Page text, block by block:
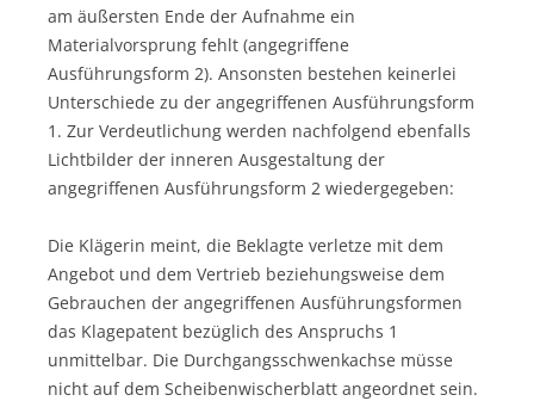
am äußersten Ende der Aufnahme ein
Materialvorsprung fehlt (angegriffene
Ausführungsform 2). Ansonsten bestehen keinerlei
Unterschiede zu der angegriffenen Ausführungsform
1. Zur Verdeutlichung werden nachfolgend ebenfalls
Lichtbilder der inneren Ausgestaltung der
angegriffenen Ausführungsform 2 wiedergegeben:
Die Klägerin meint, die Beklagte verletze mit dem
Angebot und dem Vertrieb beziehungsweise dem
Gebrauchen der angegriffenen Ausführungsformen
das Klagepatent bezüglich des Anspruchs 1
unmittelbar. Die Durchgangsschwenkachse müsse
nicht auf dem Scheibenwischerblatt angeordnet sein.